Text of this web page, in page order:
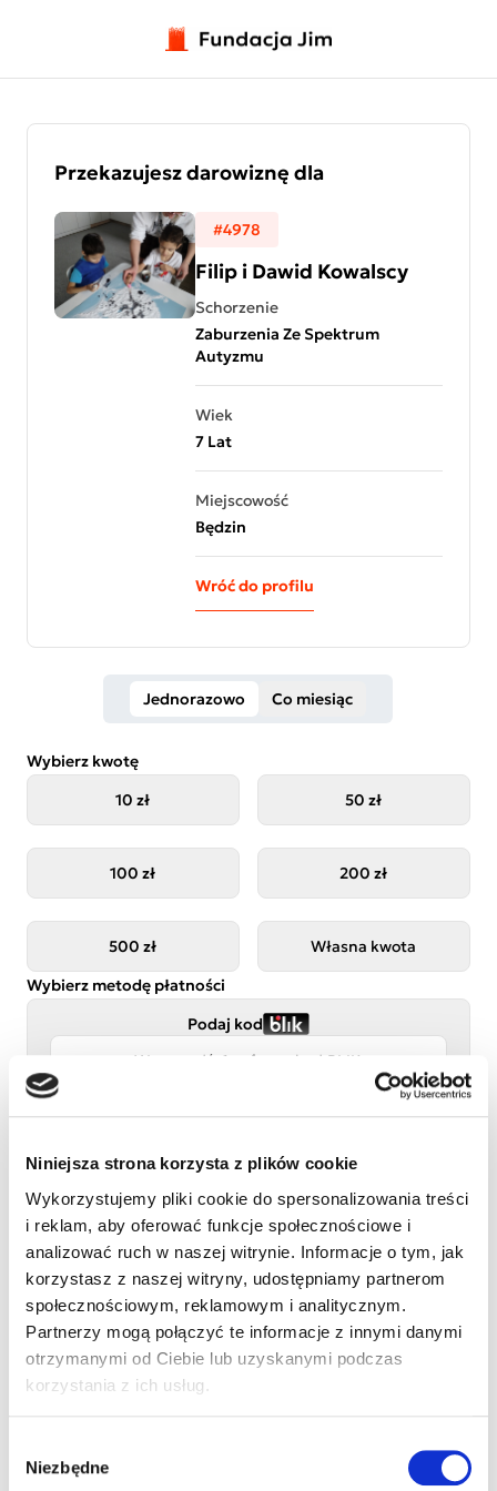
Niniejsza strona korzysta z plików cookie
Wykorzystujemy pliki cookie do spersonalizowania treści
i reklam, aby oferować funkcje społecznościowe i
analizować ruch w naszej witrynie. Informacje o tym, jak
korzystasz z naszej witryny, udostępniamy partnerom
społecznościowym, reklamowym i analitycznym.
Partnerzy mogą połączyć te informacje z innymi danymi
otrzymanymi od Ciebie lub uzyskanymi podczas
korzystania z ich usług.
zgody
Niezbędne
Przekazujesz darowiznę dla
#4978
Filip i Dawid Kowalscy
Schorzenie
Zaburzenia Ze Spektrum
Autyzmu
Wiek
7 Lat
Miejscowość
Będzin
Wróć do profilu
Jednorazowo Co miesiąc
Wybierz kwotę
10 zł
50 zł
100 zł 200 zł
500 zł
Własna kwota
Wybierz metodę płatności
Podaj kod
Przelew tradycyjny
Adres e-mail
Numer telefonu (opcjonalnie)
Imię i nazwisko